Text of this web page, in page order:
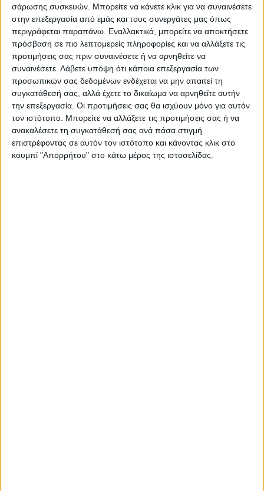
σάρωσης συσκευών. Μπορείτε να κάνετε κλικ για να συναινέσετε
στην επεξεργασία από εμάς και τους συνεργάτες μας όπως
περιγράφεται παραπάνω. Εναλλακτικά, μπορείτε να αποκτήσετε
πρόσβαση σε πιο λεπτομερείς πληροφορίες και να αλλάξετε τις
προτιμήσεις σας πριν συναινέσετε ή να αρνηθείτε να
συναινέσετε. Λάβετε υπόψη ότι κάποια επεξεργασία των
προσωπικών σας δεδομένων ενδέχεται να μην απαιτεί τη
συγκατάθεσή σας, αλλά έχετε το δικαίωμα να αρνηθείτε αυτήν
την επεξεργασία. Οι προτιμήσεις σας θα ισχύουν μόνο για αυτόν
τον ιστότοπο. Μπορείτε να αλλάξετε τις προτιμήσεις σας ή να
ανακαλέσετε τη συγκατάθεσή σας ανά πάσα στιγμή
επιστρέφοντας σε αυτόν τον ιστότοπο και κάνοντας κλικ στο
κουμπί "Απορρήτου" στο κάτω μέρος της ιστοσελίδας.
ΠΡΟΗΓΟΥΜΕΝΟ ΑΡΘΡΟ
Μπομπ Μενέντεζ: Ο
γερουσιαστής που εξοργίζει
τον Ερντογάν και στηρίζει
τον Ελληνισμό
ΕΠΟΜΕΝΟ ΑΡΘΡΟ
Αυτοψία Αγοραστού στις
πλημμυρισμένες εκτάσεις της
Τ.Κ. Ορφανών